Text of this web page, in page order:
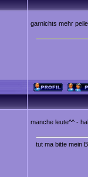
garnichts mehr
manche leute^^ -
tut ma bitte mein